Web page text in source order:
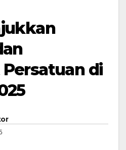
di